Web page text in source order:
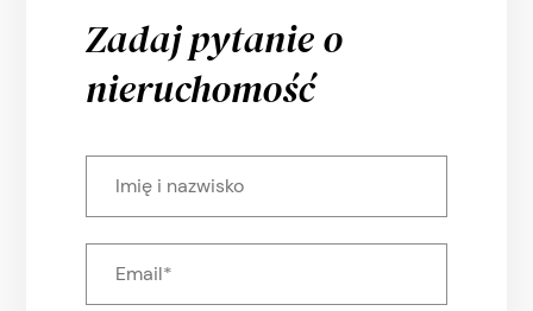
Zadaj pytanie o
nieruchomość